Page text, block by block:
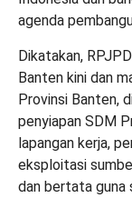
agenda
Dikatakan,
Banten kini dan
Provinsi Banten,
penyiapan SDM
lapangan kerja,
eksploitasi
dan bertata guna